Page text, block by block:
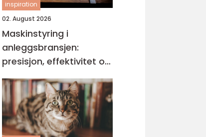
inspiration
02. August 2026
Maskinstyring i
anleggsbransjen:
presisjon, effektivitet og
bedre dokumentasjon